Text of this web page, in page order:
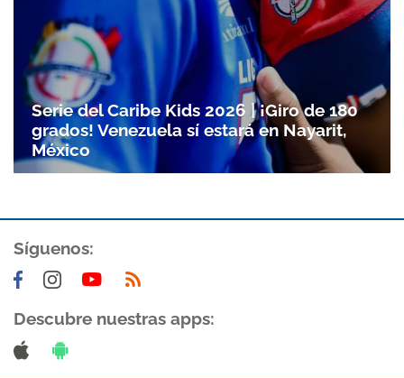
Gracias por suscribirte a nuestro boletín.
Serie del Caribe Kids 2026 | ¡Giro de 180
grados! Venezuela sí estará en Nayarit,
México
Síguenos:
Descubre nuestras apps: